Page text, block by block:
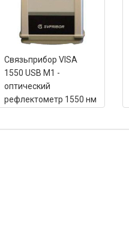
Связьприбор VISA
1550 USB М1 -
оптический
рефлектометр 1550 нм